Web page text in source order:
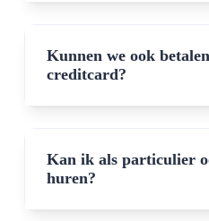
Kunnen we ook
creditcard?
Kan ik als particulier
huren?